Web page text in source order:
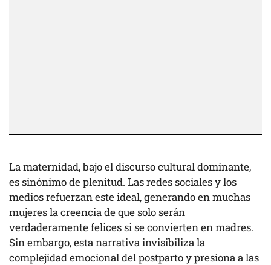
Lamaternidad, bajo el discurso cultural dominante,
es sinónimo de plenitud. Las redes sociales y los
medios refuerzan este ideal, generando en muchas
mujeres la creencia de que solo serán
verdaderamente felices si se convierten en madres.
Sin embargo, esta narrativa invisibiliza la
complejidad emocional del postparto y presiona a las